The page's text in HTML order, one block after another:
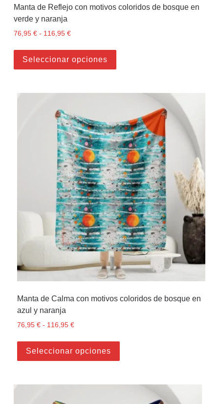
Manta de Reflejo con motivos coloridos de bosque en
verde y naranja
76,95 € - 116,95 €Rango de precios: desde 76,95 € hasta 116,95
Seleccionar opciones
Manta de Calma con motivos coloridos de bosque en
azul y naranja
76,95€ - 116,95€
Seleccionar opciones